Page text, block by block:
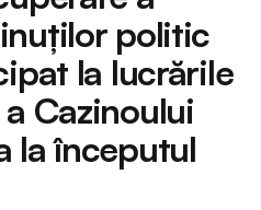
politic
la lucrările
Cazinoului
la începutul